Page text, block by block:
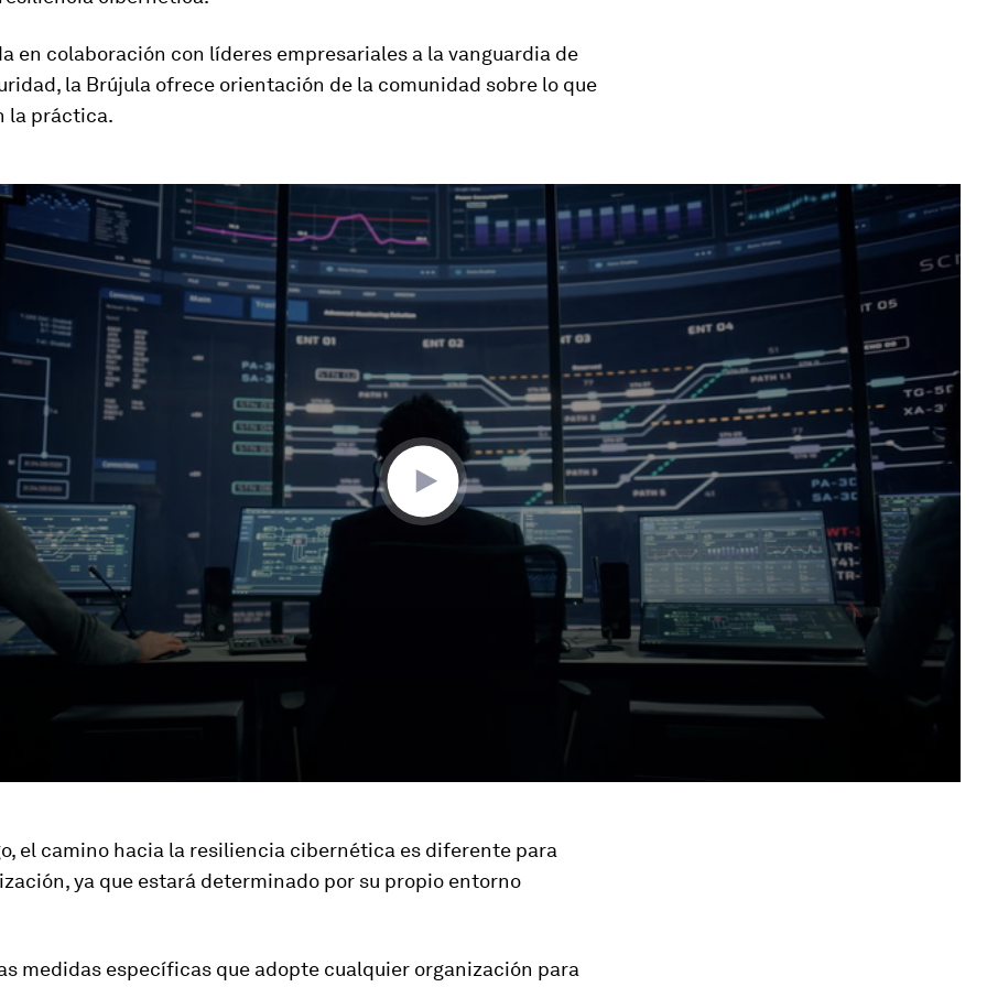
en colaboración con líderes empresariales a la vanguardia de
la Brújula ofrece orientación de la comunidad sobre lo que
la práctica.
el camino hacia la resiliencia cibernética es diferente para
ya que estará determinado por su propio entorno
medidas específicas que adopte cualquier organización para